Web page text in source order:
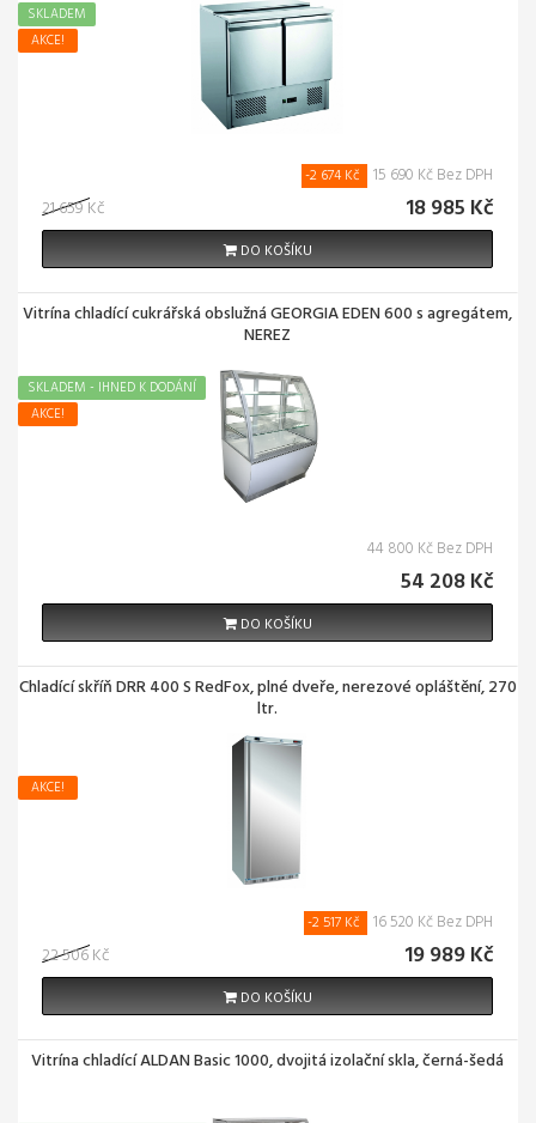
AKCE!
SKLADEM
21 659 Kč
-2 674 Kč 15 690 Kč Bez DPH
18 985 Kč
DO KOŠÍKU
Vitrína chladící cukrářská obslužná GEORGIA EDEN 600 s agregátem,
NEREZ
AKCE!
SKLADEM - IHNED K DODÁNÍ
44 800 Kč Bez DPH
54 208 Kč
DO KOŠÍKU
Chladící skříň DRR 400 S RedFox, plné dveře, nerezové opláštění, 270
ltr.
AKCE!
22 506 Kč
-2 517 Kč 16 520 Kč Bez DPH
19 989 Kč
DO KOŠÍKU
Vitrína chladící ALDAN Basic 1000, dvojitá izolační skla, černá-šedá